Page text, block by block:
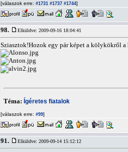
[válaszok erre: #1731 #1737 #1744]
98. Elküldve: 2009-09-16 18:04:41
Sziasztok!Hozok egy pár képet a kölykökről a
Téma: Ígéretes fiatalok
[válaszok erre: #99]
91. Elküldve: 2009-09-14 15:12:12